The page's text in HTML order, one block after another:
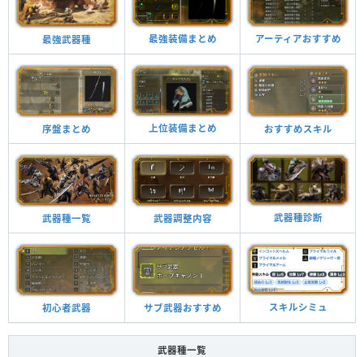
最強武器種 最強装備まとめ アーティアおすすめ
序盤まとめ 上位装備まとめ おすすめスキル
武器種一覧 武器調整内容 武器種診断
初心者武器 サブ武器おすすめ スキルシミュ
武器種一覧